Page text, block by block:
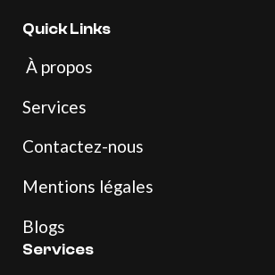
Quick Links
À propos
Services
Contactez-nous
Mentions légales
Blogs
Services